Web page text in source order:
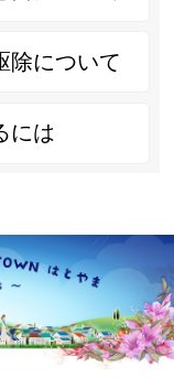
除について
には